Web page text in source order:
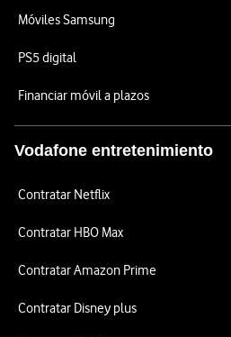
Móviles Samsung
PS5 digital
Financiar móvil a plazos
Vodafone entretenimiento
Contratar Netflix
Contratar HBO Max
Contratar Amazon Prime
Contratar Disney plus